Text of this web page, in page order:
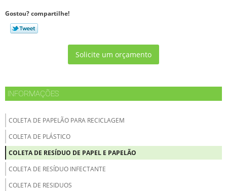
Gostou? compartilhe!
Solicite um orçamento
INFORMAÇÕES
COLETA DE PAPELÃO PARA RECICLAGEM
COLETA DE PLÁSTICO
COLETA DE RESÍDUO DE PAPEL E PAPELÃO
COLETA DE RESÍDUO INFECTANTE
COLETA DE RESIDUOS